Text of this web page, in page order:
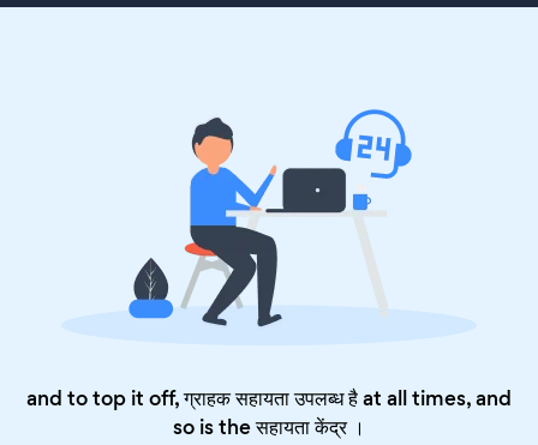
and to top it off, ग्राहक सहायता उपलब्ध है at all times, and
so is theसहायता केंद्र।